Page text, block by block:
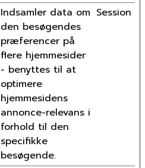
Indsamler data om
den besøgendes
præferencer på
flere hjemmesider
- benyttes til at
optimere
hjemmesidens
annonce-relevans i
forhold til den
specifikke
besøgende.
Session